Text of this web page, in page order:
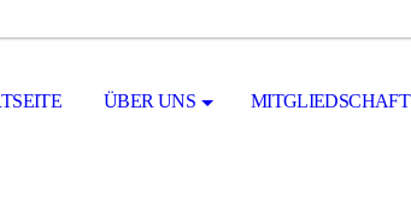
ÜBER UNS MITGLIEDSCHAFT